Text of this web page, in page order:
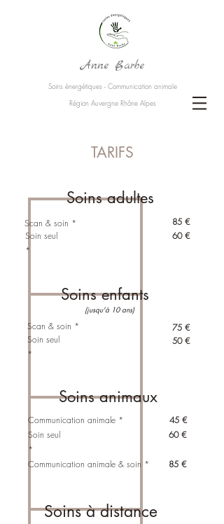
Anne Barbe
Soins énergétiques - Communication animale
Région Auvergne Rhône Alpes
TARIFS
60 €
85 €
Scan & soin *
Soin seul
*
Soins adultes
Soins enfants
(jusqu'à 10 ans)
75 €
Scan & soin *
Soin seul
*
50 €
Communication animale *
Soin seul
*
Communication animale & soin *
Soins animaux
45 €
85 €
60 €
Soins à distance